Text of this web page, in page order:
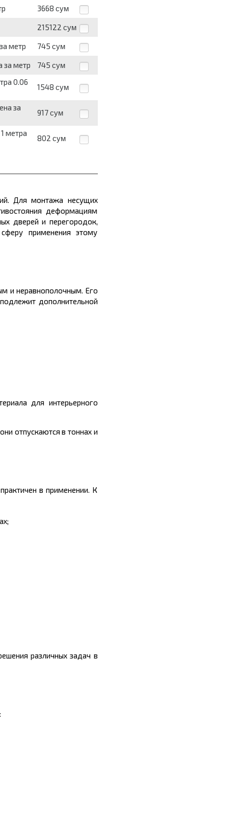
3668 сум
215122 сум
метр 745 сум
за метр 745 сум
0.06
1548 сум
за
917 сум
метра
802 сум
Для монтажа несущих
деформациям
дверей и перегородок,
применения этому
инеравнополочным. Его
подлежит дополнительной
для интерьерного
отпускаются в тоннахи
в применении. К
различных задач в